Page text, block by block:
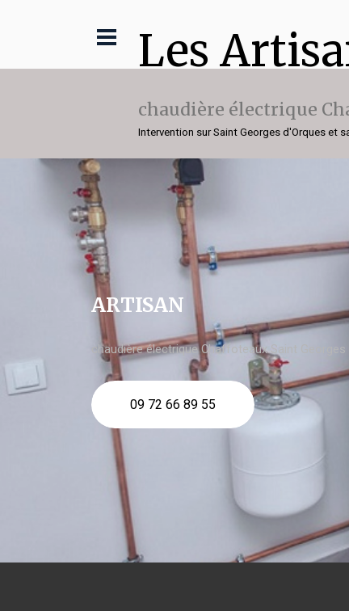
Les
chaudière électrique
Intervention sur Saint Georges d'Orques et
ARTISAN
chaudière électrique Chaffoteaux Saint Georges
09 72 66 89 55